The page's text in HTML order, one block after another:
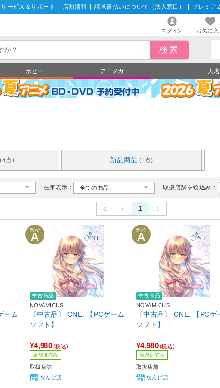
サービス＆サポート 店舗情報 請求書払いについて（法人窓口） プレミア
ログイン お気に入
ホビー アニメガ 人
(4点) 新品商品 (1点)
在庫表示： 取扱店舗を絞込み：
1
ーム
中古商品
NOVAMICUS
〔中古品〕 ONE. 【PCゲーム
ソフト】
¥4,980(税込)
店舗併売品
取扱店舗
なんば店
中古商品
NOVAMICUS
〔中古品〕 ONE. 【PCゲ
ソフト】
¥4,980(税込)
店舗併売品
取扱店舗
なんば店